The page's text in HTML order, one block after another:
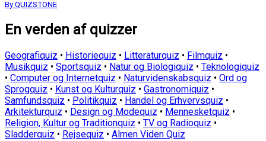
By QUIZSTONE
En verden af quizzer
Geografiquiz • Historiequiz • Litteraturquiz • Filmquiz •
Musikquiz • Sportsquiz • Natur og Biologiquiz • Teknologiquiz
• Computer og Internetquiz • Naturvidenskabsquiz • Ord og
Sprogquiz • Kunst og Kulturquiz • Gastronomiquiz •
Samfundsquiz • Politikquiz • Handel og Erhvervsquiz •
Arkitekturquiz • Design og Modequiz • Mennesketquiz •
Religion, Kultur og Traditionquiz • TV og Radioquiz •
Sladderquiz • Rejsequiz • Almen Viden Quiz